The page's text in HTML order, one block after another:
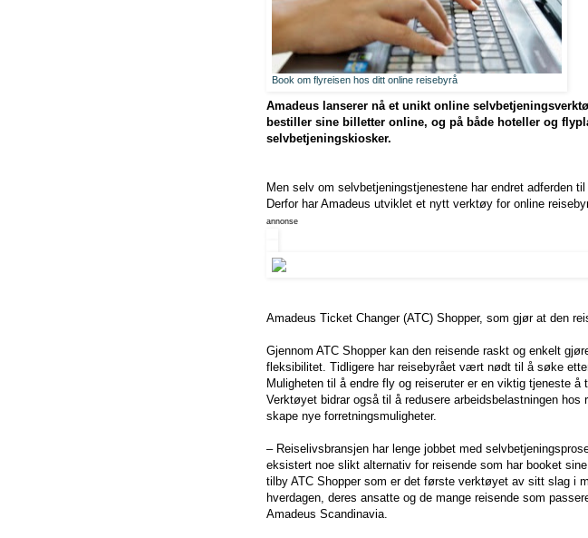
Book om flyreisen hos ditt online reisebyrå
Amadeus lanserer nå et unikt online
bestiller sine billetter online, og på både hoteller og
selvbetjeningskiosker.
Men selv om selvbetjeningstjenestene har endret adferden
Derfor har Amadeus utviklet et nytt verktøy for online
annonse
Amadeus Ticket Changer (ATC) Shopper, som gjør at den
Gjennom ATC Shopper kan den reisende raskt og enkelt
fleksibilitet. Tidligere har reisebyrået vært nødt til å søke
Muligheten til å endre fly og reiseruter er en viktig tjeneste
Verktøyet bidrar også til å redusere arbeidsbelastningen
skape nye forretningsmuligheter.
– Reiselivsbransjen har lenge jobbet med
eksistert noe slikt alternativ for reisende som har booket
tilby ATC Shopper som er det første verktøyet av sitt slag i
hverdagen, deres ansatte og de mange reisende som
Amadeus Scandinavia.